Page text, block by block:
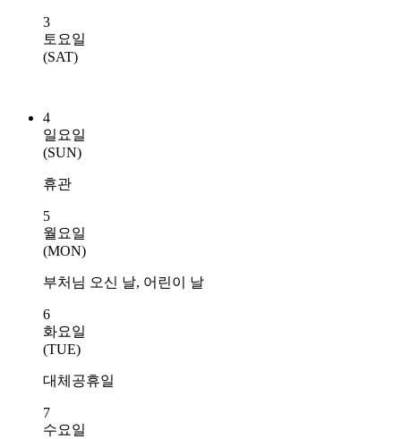
3
토요일
(SAT)
4
일요일
(SUN)
휴관
5
월요일
(MON)
부처님 오신 날, 어린이 날
6
화요일
(TUE)
대체공휴일
7
수요일